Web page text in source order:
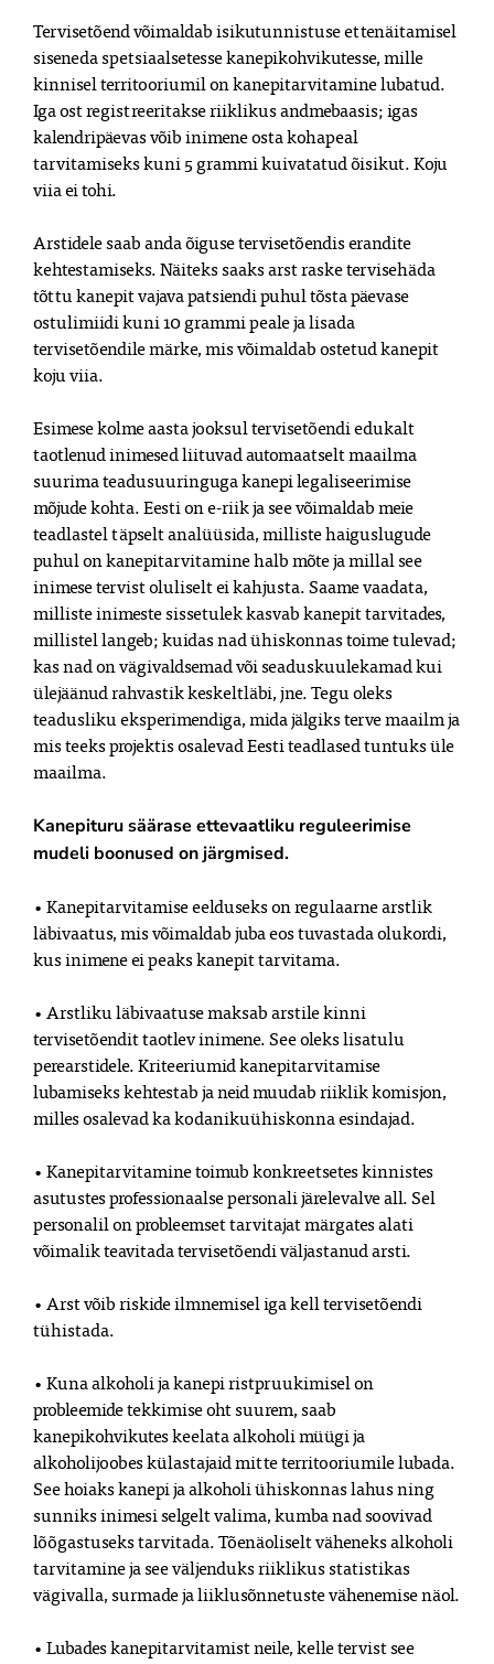
Tervisetõend võimaldab isikutunnistuse ettenäitamisel
siseneda spetsiaalsetesse kanepikohvikutesse, mille
kinnisel territooriumil on kanepitarvitamine lubatud.
Iga ost registreeritakse riiklikus andmebaasis; igas
kalendripäevas võib inimene osta kohapeal
tarvitamiseks kuni 5 grammi kuivatatud õisikut. Koju
viia ei tohi.
Arstidele saab anda õiguse tervisetõendis erandite
kehtestamiseks. Näiteks saaks arst raske tervisehäda
tõttu kanepit vajava patsiendi puhul tõsta päevase
ostulimiidi kuni 10 grammi peale ja lisada
tervisetõendile märke, mis võimaldab ostetud kanepit
koju viia.
Esimese kolme aasta jooksul tervisetõendi edukalt
taotlenud inimesed liituvad automaatselt maailma
suurima teadusuuringuga kanepi legaliseerimise
mõjude kohta. Eesti on e-riik ja see võimaldab meie
teadlastel täpselt analüüsida, milliste haiguslugude
puhul on kanepitarvitamine halb mõte ja millal see
inimese tervist oluliselt ei kahjusta. Saame vaadata,
milliste inimeste sissetulek kasvab kanepit tarvitades,
millistel langeb; kuidas nad ühiskonnas toime tulevad;
kas nad on vägivaldsemad või seaduskuulekamad kui
ülejäänud rahvastik keskeltläbi, jne. Tegu oleks
teadusliku eksperimendiga, mida jälgiks terve maailm ja
mis teeks projektis osalevad Eesti teadlased tuntuks üle
maailma.
Kanepituru säärase ettevaatliku reguleerimise
mudeli boonused on järgmised.
• Kanepitarvitamise eelduseks on regulaarne arstlik
läbivaatus, mis võimaldab juba eos tuvastada olukordi,
kus inimene ei peaks kanepit tarvitama.
• Arstliku läbivaatuse maksab arstile kinni
tervisetõendit taotlev inimene. See oleks lisatulu
perearstidele. Kriteeriumid kanepitarvitamise
lubamiseks kehtestab ja neid muudab riiklik komisjon,
milles osalevad ka kodanikuühiskonna esindajad.
• Kanepitarvitamine toimub konkreetsetes kinnistes
asutustes professionaalse personali järelevalve all. Sel
personalil on probleemset tarvitajat märgates alati
võimalik teavitada tervisetõendi väljastanud arsti.
• Arst võib riskide ilmnemisel iga kell tervisetõendi
tühistada.
• Kuna alkoholi ja kanepi ristpruukimisel on
probleemide tekkimise oht suurem, saab
kanepikohvikutes keelata alkoholi müügi ja
alkoholijoobes külastajaid mitte territooriumile lubada.
See hoiaks kanepi ja alkoholi ühiskonnas lahus ning
sunniks inimesi selgelt valima, kumba nad soovivad
lõõgastuseks tarvitada. Tõenäoliselt väheneks alkoholi
tarvitamine ja see väljenduks riiklikus statistikas
vägivalla, surmade ja liiklusõnnetuste vähenemise näol.
• Lubades kanepitarvitamist neile, kelle tervist see